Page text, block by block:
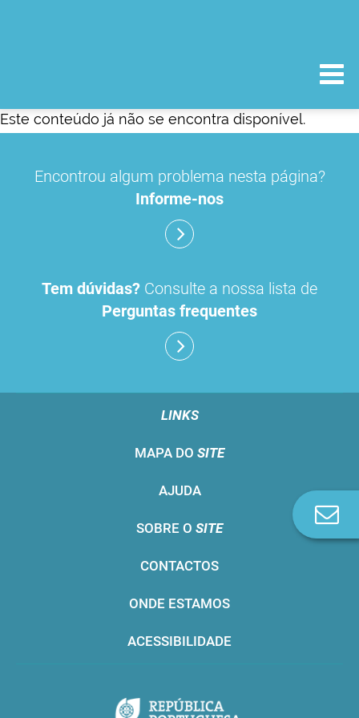
Este conteúdo já não se encontra disponível.
Encontrou algum problema nesta página?
Informe-nos
Tem dúvidas? Consulte a nossa lista de
Perguntas frequentes
LINKS
MAPA DO SITE
AJUDA
SOBRE O SITE
CONTACTOS
ONDE ESTAMOS
ACESSIBILIDADE